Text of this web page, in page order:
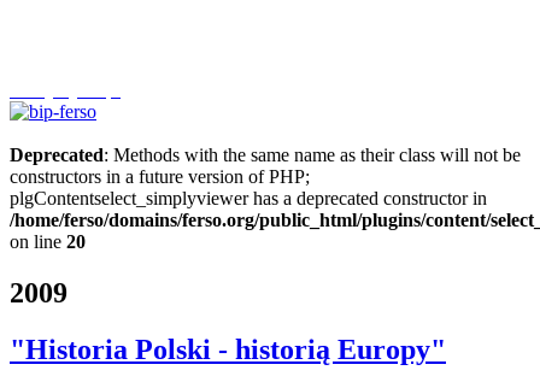
Deprecated: Methods with the same name as their class will not be
constructors in a future version of PHP;
plgContentselect_simplyviewer has a deprecated constructor in
/home/ferso/domains/ferso.org/public_html/plugins/content/
on line 20
2009
"Historia Polski - historią Europy"